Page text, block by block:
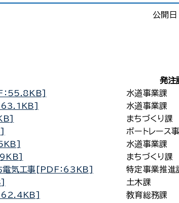
公開
発注
：55.8KB]
水道事業課
63.1KB]
水道事業課
まちづくり課
ボートレース
水道事業課
まちづくり課
電気工事[PDF：63KB]
特定事業推進
土木課
62.4KB]
教育総務課